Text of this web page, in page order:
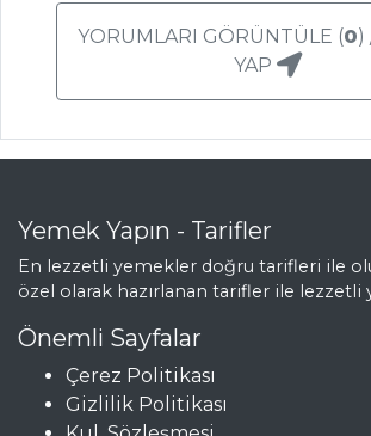
MUHALLEBİLİ
ÇİLEKLİ MİNİ
Pasta ve Tatlılar
Tüm Tarifleri
MASTERCHEF
Limonlu mereng
YORUMLARI GÖRÜNTÜLE (0)
YAP
Yemek Yapın - Tarifler
En lezzetli yemekler doğru tarifleri ile
özel olarak hazırlanan tarifler ile lezzetli
Önemli Sayfalar
Çerez Politikası
Gizlilik Politikası